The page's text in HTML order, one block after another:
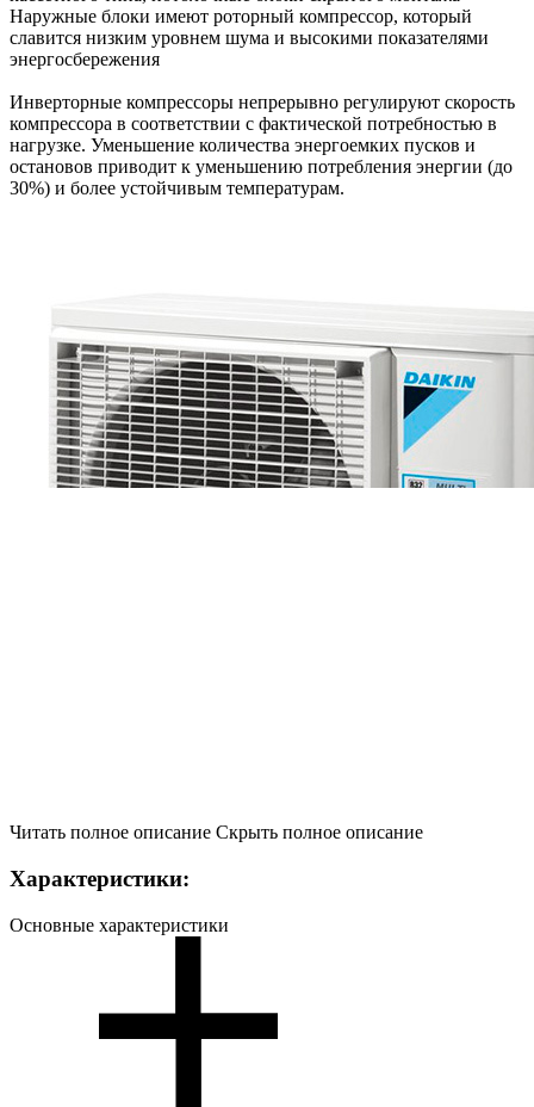
Наружные блоки имеют роторный компрессор, который
славится низким уровнем шума и высокими показателями
энергосбережения
Инверторные компрессоры непрерывно регулируют скорость
компрессора в соответствии с фактической потребностью в
нагрузке. Уменьшение количества энергоемких пусков и
остановов приводит к уменьшению потребления энергии (до
30%) и более устойчивым температурам.
Читать полное описание Скрыть полное описание
Характеристики:
Основные характеристики